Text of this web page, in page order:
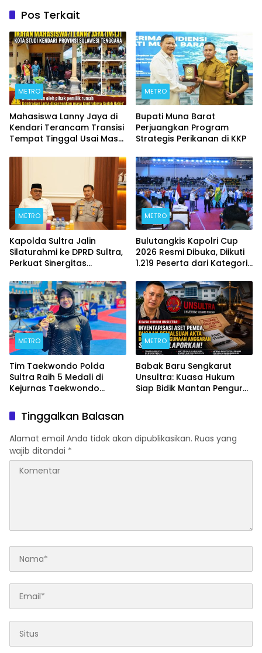
Pos Terkait
METRO
Mahasiswa Lanny Jaya di
Kendari Terancam Transisi
Tempat Tinggal Usai Masa
METRO
Bupati Muna Barat
Perjuangkan Program
Strategis Perikanan di KKP
METRO
Kapolda Sultra Jalin
Silaturahmi ke DPRD Sultra,
Perkuat Sinergitas
Kemajuan Daerah
METRO
Bulutangkis Kapolri Cup
2026 Resmi Dibuka, Diikuti
1.219 Peserta dari Kategori
METRO
Tim Taekwondo Polda
Sultra Raih 5 Medali di
Kejurnas Taekwondo
METRO
Babak Baru Sengkarut
Unsultra: Kuasa Hukum
Siap Bidik Mantan Pengurus
Tinggalkan Balasan
Alamat email Anda tidak akan dipublikasikan. Ruas yang
wajib ditandai *